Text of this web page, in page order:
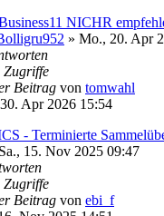
NICHR
» Mo., 20. Apr
Zugriffe
Beitrag von tomwahl
Apr 2026 15:54
- Terminierte
Sa., 15. Nov 2025 09:47
Zugriffe
Beitrag von ebi_f